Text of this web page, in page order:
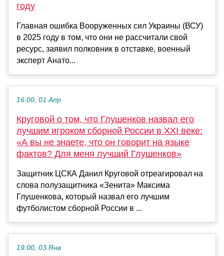
году
Главная ошибка Вооруженных сил Украины (ВСУ)
в 2025 году в том, что они не рассчитали свой
ресурс, заявил полковник в отставке, военный
эксперт Анато...
16:00, 01 Апр
Круговой о том, что Глушенков назвал его
лучшим игроком сборной России в XXI веке:
«А вы не знаете, что он говорит на языке
фактов? Для меня лучший Глушенков»
Защитник ЦСКА Данил Круговой отреагировал на
слова полузащитника «Зенита» Максима
Глушенкова, который назвал его лучшим
футболистом сборной России в ...
19:00, 03 Янв